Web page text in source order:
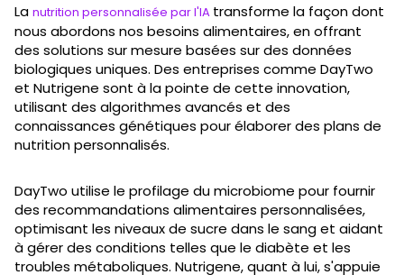
La nutrition personnalisée par l'IA transforme la façon dont
nous abordons nos besoins alimentaires, en offrant
des solutions sur mesure basées sur des données
biologiques uniques. Des entreprises comme DayTwo
et Nutrigene sont à la pointe de cette innovation,
utilisant des algorithmes avancés et des
connaissances génétiques pour élaborer des plans de
nutrition personnalisés.
DayTwo utilise le profilage du microbiome pour fournir
des recommandations alimentaires personnalisées,
optimisant les niveaux de sucre dans le sang et aidant
à gérer des conditions telles que le diabète et les
troubles métaboliques. Nutrigene, quant à lui, s'appuie